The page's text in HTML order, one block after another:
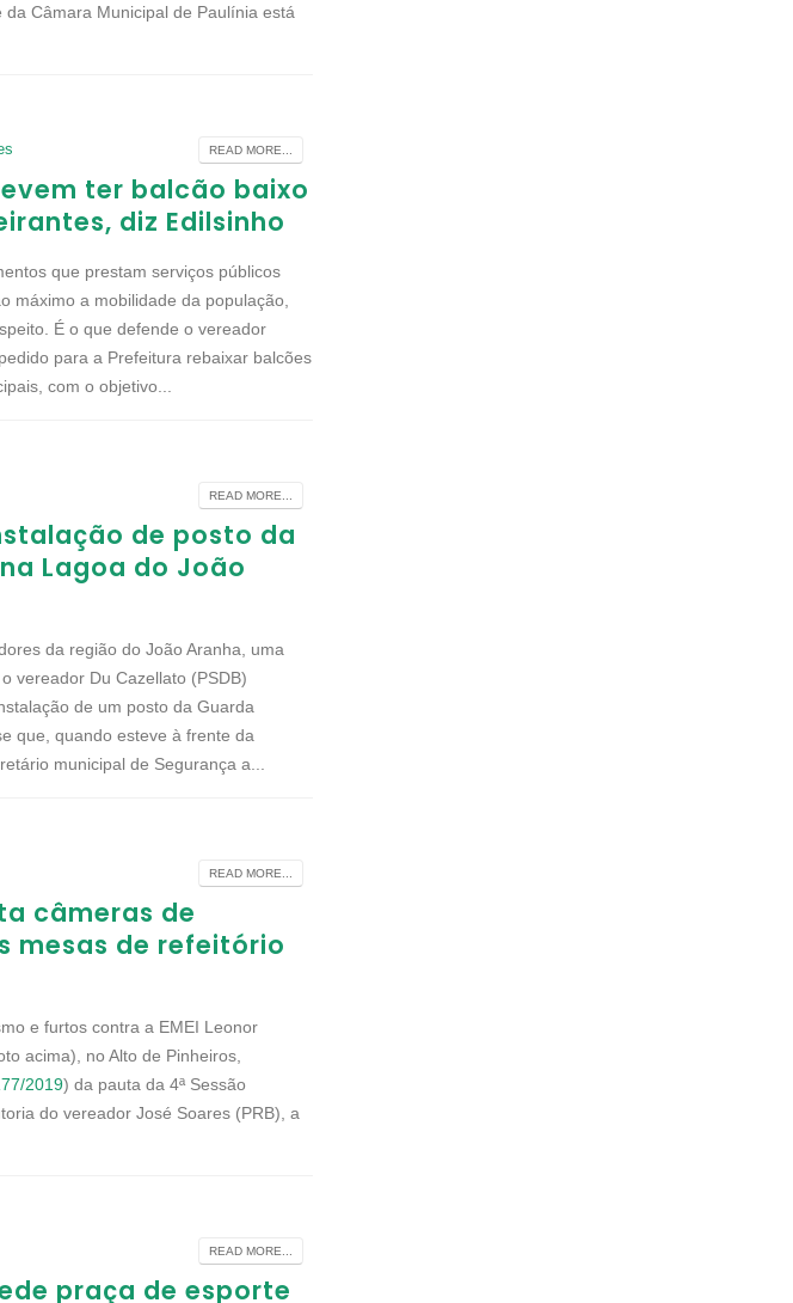
Câmara Municipal de Paulínia está
READ MORE...
ter balcão baixo
diz Edilsinho
que prestam serviços públicos
máximo a mobilidade da população,
É o que defende o vereador
para a Prefeitura rebaixar balcões
com o objetivo...
READ MORE...
de posto da
Lagoa do João
da região do João Aranha, uma
vereador Du Cazellato (PSDB)
de um posto da Guarda
que, quando esteve à frente da
municipal de Segurança a...
READ MORE...
câmeras de
mesas de refeitório
e furtos contra a EMEI Leonor
acima), no Alto de Pinheiros,
2019) da pauta da 4ª Sessão
do vereador José Soares (PRB), a
READ MORE...
praça de esporte